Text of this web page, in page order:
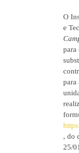
O
e
para
para
, do
25/